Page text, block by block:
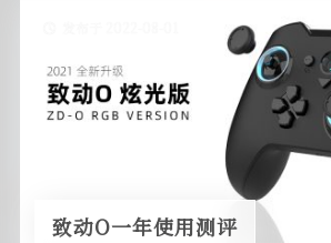
致动O一年使用测评